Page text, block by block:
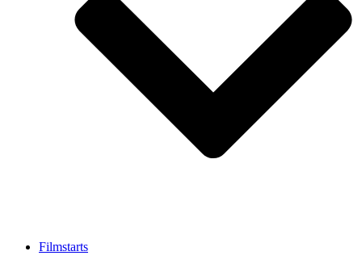
Filmstarts